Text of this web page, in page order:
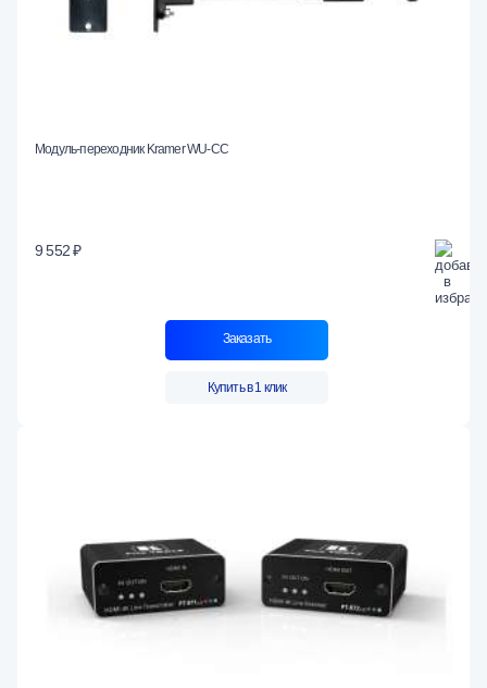
Модуль-переходник Kramer WU-CC
9 552 ₽
Заказать
Купить в 1 клик